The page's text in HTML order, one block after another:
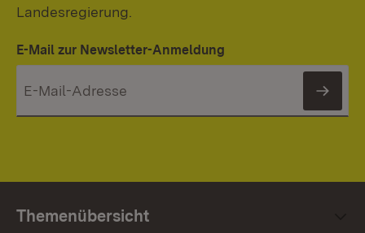
Landesregierung.
E-Mail zur Newsletter-Anmeldung
Themenübersicht